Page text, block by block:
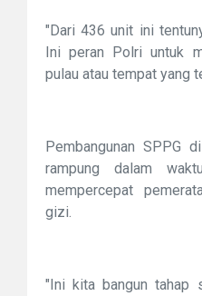
"Dari 436 unit ini
Ini peran Polri untuk
pulau atau tempat yang
Pembangunan SPPG
rampung dalam
mempercepat
gizi.
"Ini kita bangun tahap